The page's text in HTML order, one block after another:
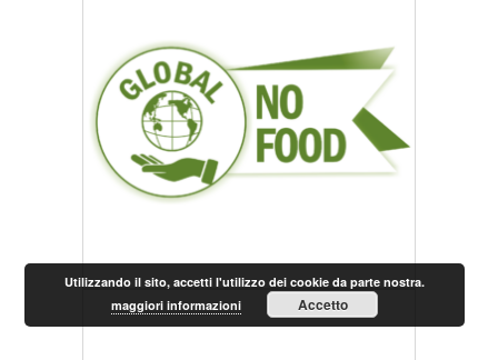
Utilizzando il sito, accetti l'utilizzo dei cookie da parte nostra.
maggiori informazioni
Accetto